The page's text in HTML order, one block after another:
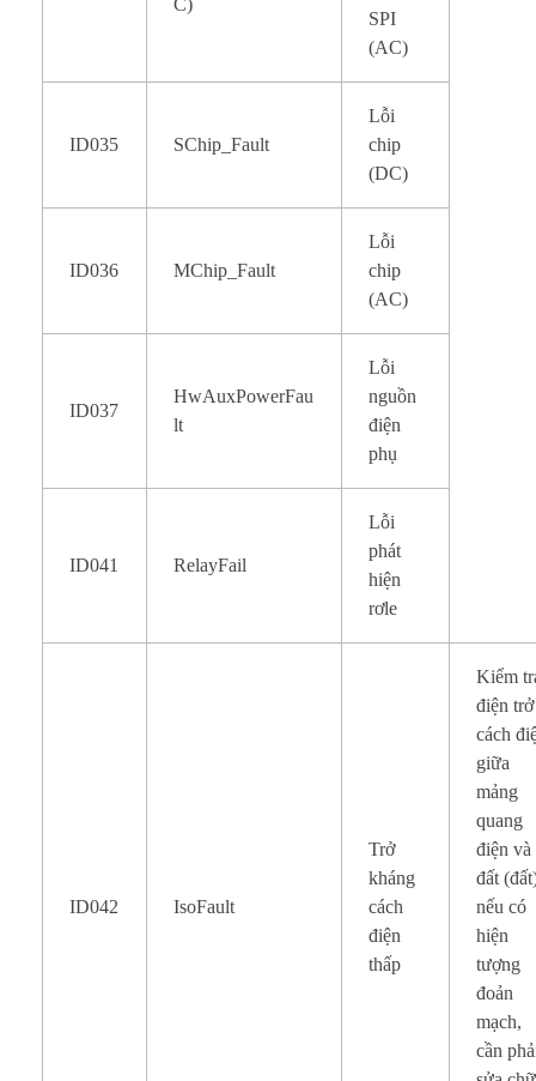
SPI
(AC)
ID035 SChip_Fault
Lỗi
chip
(DC)
ID036 MChip_Fault
Lỗi
chip
(AC)
ID037
HwAuxPowerFau
lt
Lỗi
nguồn
điện
phụ
ID041 RelayFail
Lỗi
phát
hiện
rơle
ID042 IsoFault
Trở
kháng
cách
điện
thấp
Kiểm
điện trở
cách
giữa
mảng
quang
điện và
đất
nếu có
hiện
tượng
đoản
mạch,
cần